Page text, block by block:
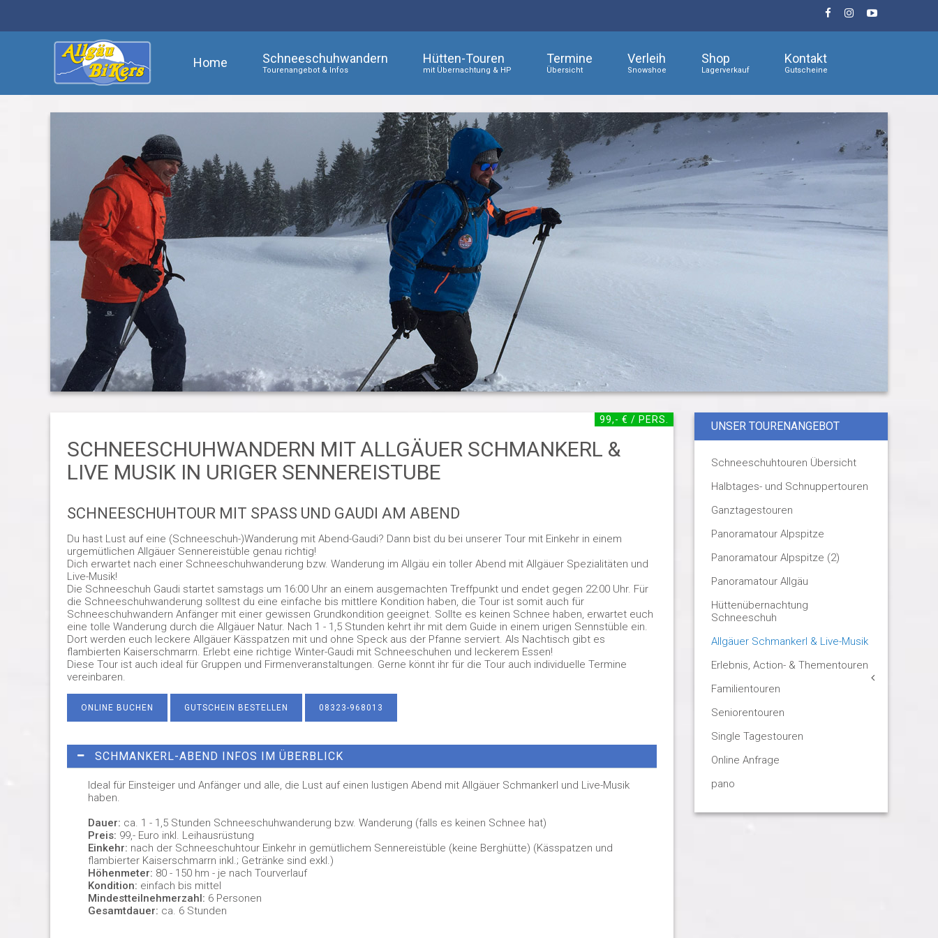
Home Schneeschuhwandern
Tourenangebot & Infos
Hütten-Touren
mit Übernachtung & HP
Termine
Übersicht
Verleih
Snowshoe
Shop
Lagerverkauf
Kontakt
Gutscheine
99,- € / PERS.
SCHNEESCHUHWANDERN MIT ALLGÄUER SCHMANKERL &
LIVE MUSIK IN URIGER SENNEREISTUBE
SCHNEESCHUHTOUR MIT SPASS UND GAUDI AM ABEND
Du hast Lust auf eine (Schneeschuh-)Wanderung mit Abend-Gaudi? Dann bist du bei unserer Tour mit Einkehr in einem
urgemütlichen Allgäuer Sennereistüble genau richtig!
Dich erwartet nach einer Schneeschuhwanderung bzw. Wanderung im Allgäu ein toller Abend mit Allgäuer Spezialitäten und
Live-Musik!
Die Schneeschuh Gaudi startet samstags um 16:00 Uhr an einem ausgemachten Treffpunkt und endet gegen 22:00 Uhr. Für
die Schneeschuhwanderung solltest du eine einfache bis mittlere Kondition haben, die Tour ist somit auch für
Schneeschuhwandern Anfänger mit einer gewissen Grundkondition geeignet. Sollte es keinen Schnee haben, erwartet euch
eine tolle Wanderung durch die Allgäuer Natur. Nach 1 - 1,5 Stunden kehrt ihr mit dem Guide in einem urigen Sennstüble ein.
Dort werden euch leckere Allgäuer Kässpatzen mit und ohne Speck aus der Pfanne serviert. Als Nachtisch gibt es
flambierten Kaiserschmarrn. Erlebt eine richtige Winter-Gaudi mit Schneeschuhen und leckerem Essen!
Diese Tour ist auch ideal für Gruppen und Firmenveranstaltungen. Gerne könnt ihr für die Tour auch individuelle Termine
vereinbaren.
ONLINE BUCHEN GUTSCHEIN BESTELLEN 08323-968013
SCHMANKERL-ABEND INFOS IM ÜBERBLICK
Ideal für Einsteiger und Anfänger und alle, die Lust auf einen lustigen Abend mit Allgäuer Schmankerl und Live-Musik
haben.
Dauer: ca. 1 - 1,5 Stunden Schneeschuhwanderung bzw. Wanderung (falls es keinen Schnee hat)
Preis: 99,- Euro inkl. Leihausrüstung
Einkehr: nach der Schneeschuhtour Einkehr in gemütlichem Sennereistüble (keine Berghütte) (Kässpatzen und
flambierter Kaiserschmarrn inkl.; Getränke sind exkl.)
Höhenmeter: 80 - 150 hm - je nach Tourverlauf
Kondition: einfach bis mittel
Mindestteilnehmerzahl: 6 Personen
Gesamtdauer: ca. 6 Stunden
UNSER TOURENANGEBOT
Schneeschuhtouren Übersicht
Halbtages- und Schnuppertouren
Ganztagestouren
Panoramatour Alpspitze
Panoramatour Alpspitze (2)
Panoramatour Allgäu
Hüttenübernachtung
Schneeschuh
Allgäuer Schmankerl & Live-Musik
Erlebnis, Action- & Thementouren
Familientouren
Seniorentouren
Single Tagestouren
Online Anfrage
pano